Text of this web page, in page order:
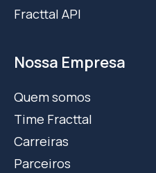
Fracttal API
Nossa Empresa
Quem somos
Time Fracttal
Carreiras
Parceiros